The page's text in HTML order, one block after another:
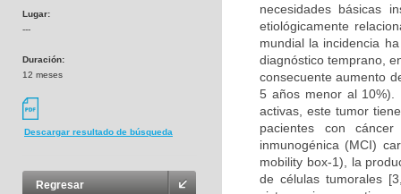
Lugar:
---
Duración:
12 meses
Descargar resultado de búsqueda
Regresar
necesidades básicas
etiológicamente
mundial la incidencia
diagnóstico temprano,
consecuente aumento
5 años menor al 10%).
activas, este tumor
pacientes con
inmunogénica (MCI)
mobility box-1), la
de células tumorales